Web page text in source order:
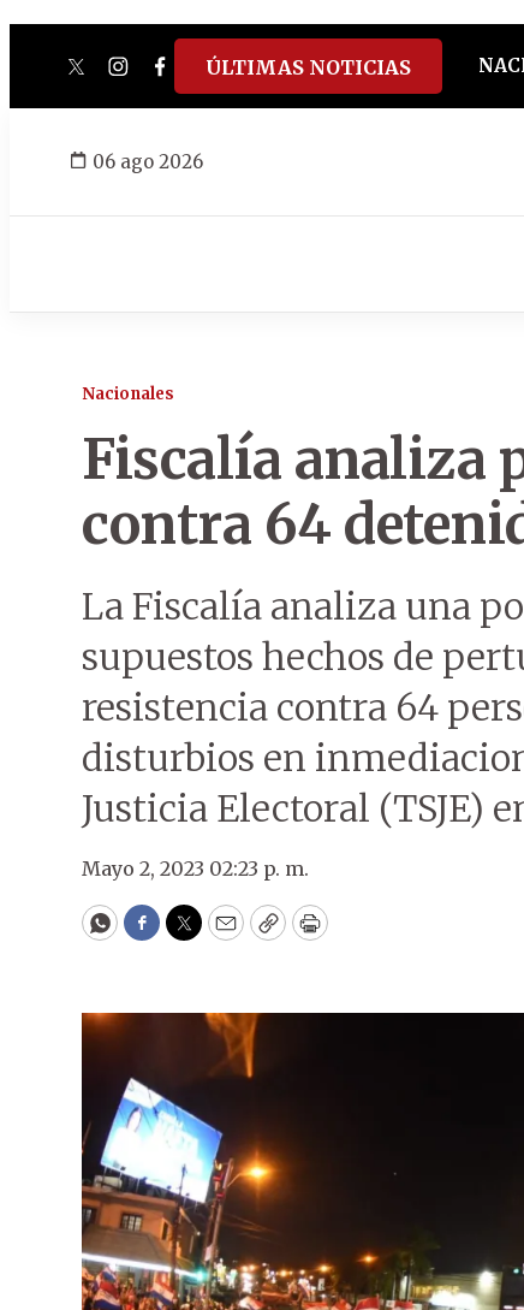
twitterinstagram
facebook
tiktokyoutube
spotify
ÚLTIMAS NOTICIAS
06 ago 2026
Nacionales
Fiscalía analiza
contra 64
La Fiscalía analiza una
supuestos hechos de
resistencia contra 64
disturbios en
Justicia Electoral (TSJE)
Mayo 2, 2023 02:23 p. m.
WhatsApp
Facebook
Twitter
EmailCopyPrint